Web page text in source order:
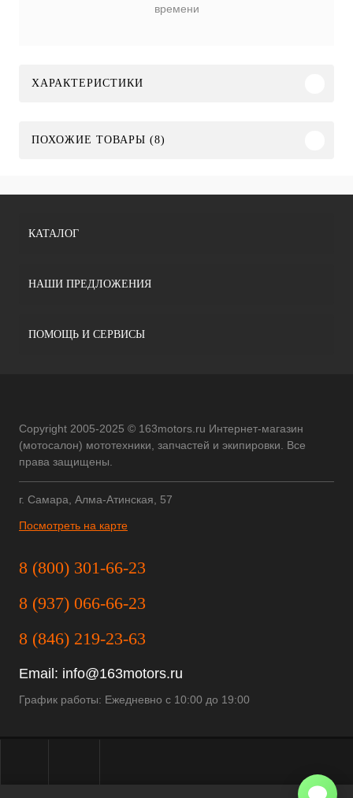
времени
ХАРАКТЕРИСТИКИ
ПОХОЖИЕ ТОВАРЫ (8)
КАТАЛОГ
НАШИ ПРЕДЛОЖЕНИЯ
ПОМОЩЬ И СЕРВИСЫ
Copyright 2005-2025 © 163motors.ru Интернет-магазин
(мотосалон) мототехники, запчастей и экипировки. Все
права защищены.
г. Самара, Алма-Атинская, 57
Посмотреть на карте
8 (800) 301-66-23
8 (937) 066-66-23
8 (846) 219-23-63
Email: info@163motors.ru
График работы: Ежедневно с 10:00 до 19:00